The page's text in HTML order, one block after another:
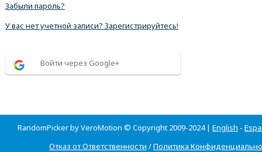
Забыли пароль?
У вас нет учетной записи? Зарегистрируйтесь!
Войти через Google+
RandomPicker by VeroMotion © Copyright 2009-2024 | English -
Отказ от Ответственности /Политика